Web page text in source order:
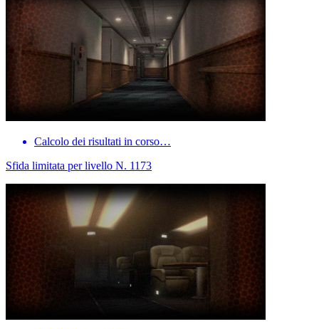
Calcolo dei risultati in corso…
Sfida limitata per livello N. 1173